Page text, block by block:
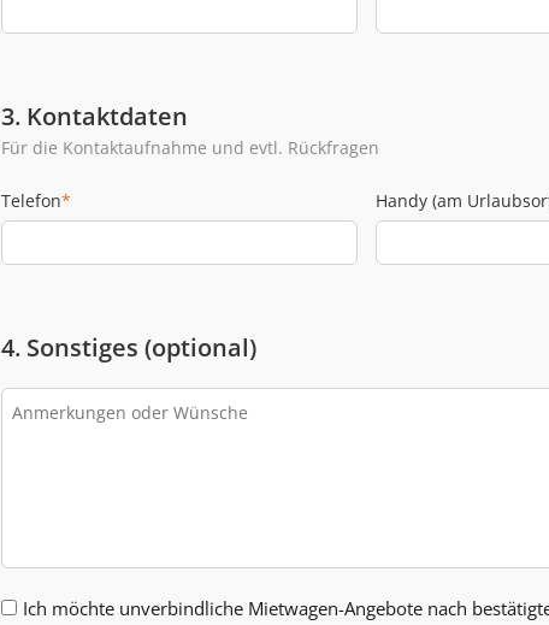
3. Kontaktdaten
Für die Kontaktaufnahme und evtl. Rückfragen
Telefon* Handy (am
4. Sonstiges (optional)
Ich möchte unverbindliche Mietwagen-Angebote nach